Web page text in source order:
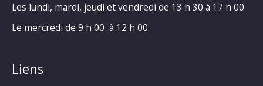
Les lundi, mardi, jeudi et vendredi de 13 h 30 à 17 h 00
Le mercredi de 9 h 00 à 12 h 00.
Liens